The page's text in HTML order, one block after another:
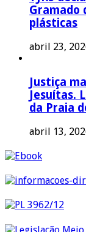
Gramado
plásticas
abril 23,
Justiça
Jesuítas.
da Praia
abril 13,